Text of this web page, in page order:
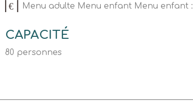
Menu adulte Menu enfant Menu enfant :
CAPACITÉ
80 personnes